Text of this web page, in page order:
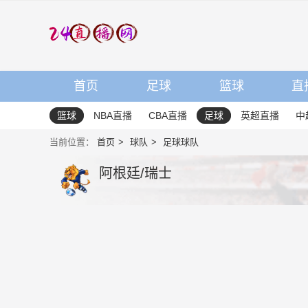
首页 足球 篮球 直
篮球 NBA直播 CBA直播 足球 英超直播 中
当前位置： 首页 球队 足球球队
阿根廷/瑞士